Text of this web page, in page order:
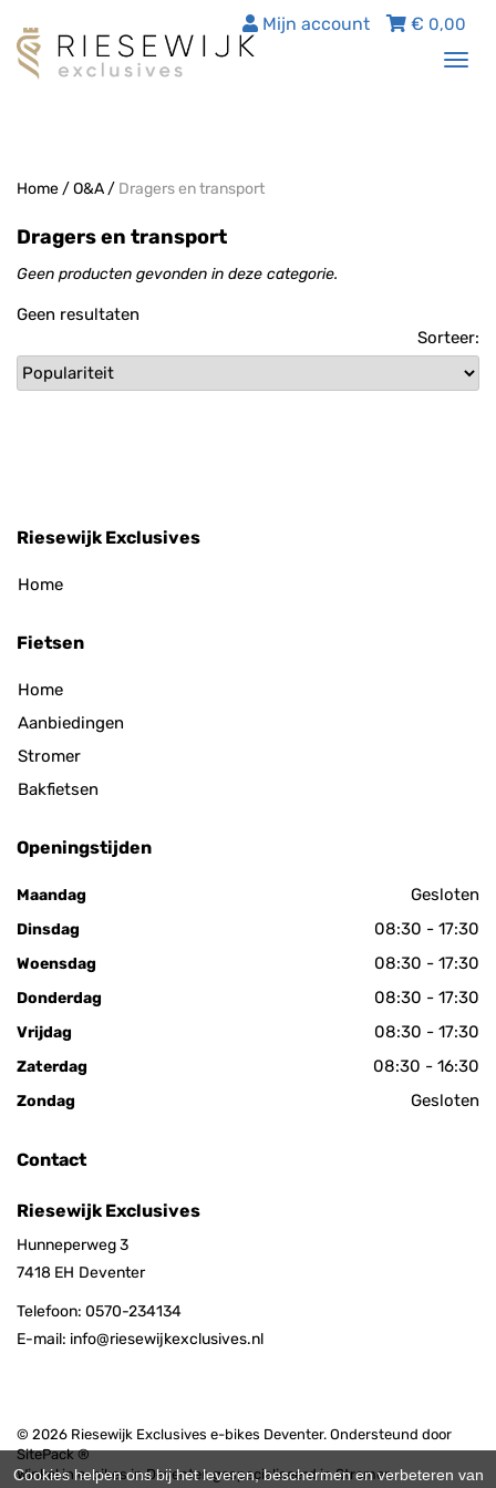
€ 0,00
Mijn account
Home/O&A/ Dragers en transport
Dragers en transport
Geen producten gevonden in deze categorie.
Geen resultaten
Sorteer:
Riesewijk Exclusives
Home
Fietsen
Home
Aanbiedingen
Stromer
Bakfietsen
Openingstijden
Maandag Gesloten
Dinsdag 08:30 - 17:30
Woensdag 08:30 - 17:30
Donderdag 08:30 - 17:30
Vrijdag 08:30 - 17:30
Zaterdag 08:30 - 16:30
Zondag Gesloten
Contact
Riesewijk Exclusives
Hunneperweg 3
7418 EH Deventer
Telefoon: 0570-234134
E-mail: info@riesewijkexclusives.nl
© 2026 Riesewijk Exclusives e-bikes Deventer. Ondersteund door
SitePack ®
Winkel in e-bikes in Deventer, gespecialiseerd in Stromer,
Cookies helpen ons bij het leveren, beschermen en verbeteren van